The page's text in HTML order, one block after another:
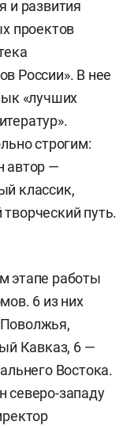
и развития
проектов
России». В нее
«лучших
строгим:
автор —
классик,
путь.
этапе работы
6 из них
Кавказ, 6 —
Востока.
северо-западу